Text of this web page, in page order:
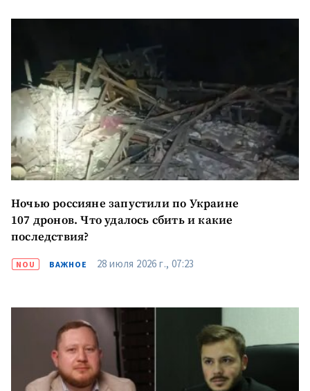
Ночью россияне запустили по Украине
107 дронов. Что удалось сбить и какие
последствия?
NOU ВАЖНОЕ 28 июля 2026 г., 07:23